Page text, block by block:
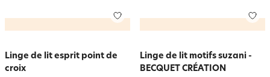
Linge de lit esprit point de
croix
Linge de lit motifs suzani -
BECQUET CRÉATION